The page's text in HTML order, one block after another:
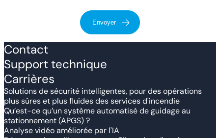
Envoyer
Contact
Support technique
Carrières
Solutions de sécurité intelligentes, pour des opérations
plus sûres et plus fluides des services d'incendie
Qu’est-ce qu’un système automatisé de guidage au
stationnement (APGS) ?
Analyse vidéo améliorée par l'IA